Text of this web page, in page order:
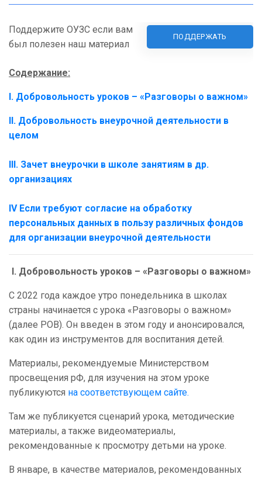
Поддержите ОУЗС если вам
был полезен наш материал
ПОДДЕРЖАТЬ
Содержание:
I. Добровольность уроков – «Разговоры о важном»
II. Добровольность внеурочной деятельности в
целом
III. Зачет внеурочки в школе занятиям в др.
организациях
lV Если требуют согласие на обработку
персональных данных в пользу различных фондов
для организации внеурочной деятельности
I. Добровольность уроков – «Разговоры о важном»
С 2022 года каждое утро понедельника в школах
страны начинается с урока «Разговоры о важном»
(далее РОВ). Он введен в этом году и анонсировался,
как один из инструментов для воспитания детей.
Материалы, рекомендуемые Министерством
просвещения рФ, для изучения на этом уроке
публикуются на соответствующем сайте.
Там же публикуется сценарий урока, методические
материалы, а также видеоматериалы,
рекомендованные к просмотру детьми на уроке.
В январе, в качестве материалов, рекомендованных